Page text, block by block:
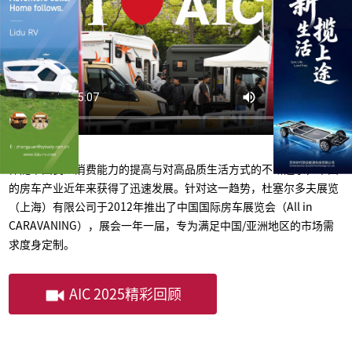
伴随中国民众消费能力的提高与对高品质生活方式的不断追求，中国
的房车产业近年来获得了迅速发展。针对这一趋势，杜塞尔多夫展览
（上海）有限公司于2012年推出了中国国际房车展览会（All in
CARAVANING），展会一年一届，专为满足中国/亚洲地区的市场需
求度身定制。
AIC 2025精彩回顾